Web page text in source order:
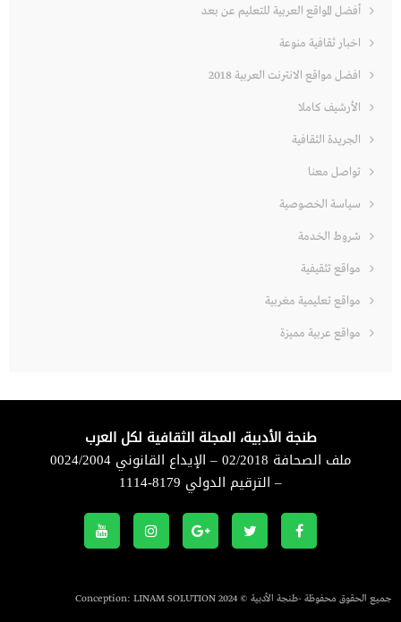
أفضل المواقع العربية للتعليم عن بعد
اخبار ثقافية منوعة
افضل مواقع الانترنت العربية 2018
الأرشيف كاملا
الجريدة الثقافية
تواصل معنا
سياسة الخصوصية
شروط الخدمة
مواقع تثقيفية
مواقع تعليمية مغربية
مواقع عربية مميزة
طنجة الأدبية، المجلة الثقافية لكل العرب
ملف الصحافة 02/2018 – الإيداع القانوني 0024/2004
– الترقيم الدولي 8179-1114
جميع الحقوق محفوظة -طنجة الأدبية © 2024 Conception: LINAM SOLUTION